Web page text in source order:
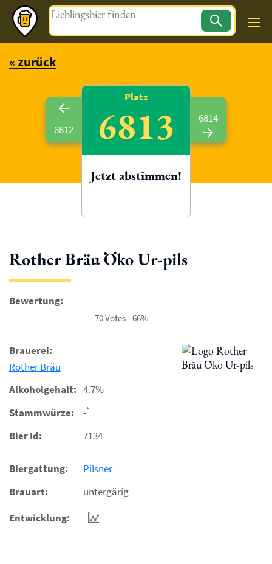
Magazin
« zurück
Rother Bräu Öko Ur-pils
Bewertung:
70 Votes - 66%
Brauerei:
Rother Bräu
Alkoholgehalt: 4.7%
Stammwürze:
-*
Bier Id: 7134
Biergattung:
Pilsner
Brauart:
untergärig
Entwicklung:
6812
Platz
6813
Jetzt abstimmen!
6814